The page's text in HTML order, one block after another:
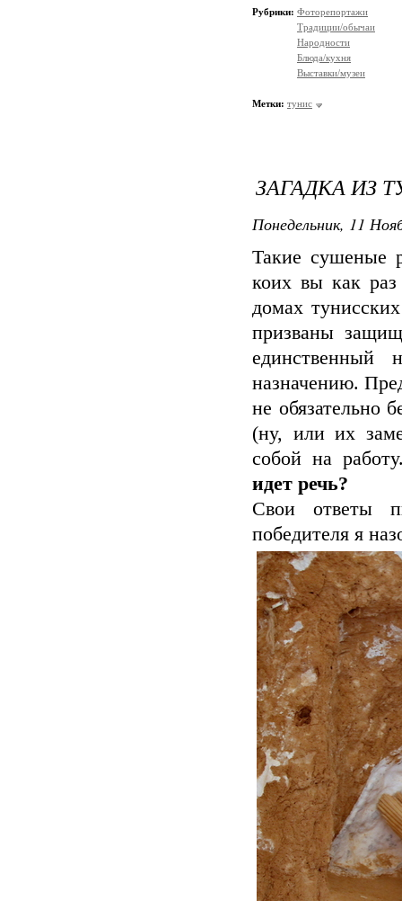
Рубрики: Фоторепортажи
Традиции/обычаи
Народности
Блюда/кухня
Выставки/музеи
Метки: тунис
ЗАГАДКА ИЗ
Понедельник, 11
Такие сушеные
коих вы как
домах
призваны
единственный
назначению.
не обязательно
(ну, или их
собой на
идет речь?
Свои ответы
победителя я